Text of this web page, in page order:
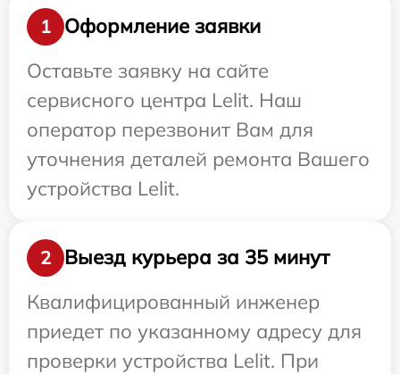
1
Оформление заявки
Оставьте заявку на сайте
сервисного центра Lelit. Наш
оператор перезвонит Вам для
уточнения деталей ремонта Вашего
устройства Lelit.
2
Выезд курьера за 35 минут
Квалифицированный инженер
приедет по указанному адресу для
проверки устройства Lelit. При